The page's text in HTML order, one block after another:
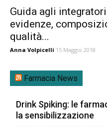
Guida agli
evidenze,
qualità...
Anna Volpicelli 15 Maggio 2018
Farmacia News
Drink Spiking: le
la sensibilizzazione